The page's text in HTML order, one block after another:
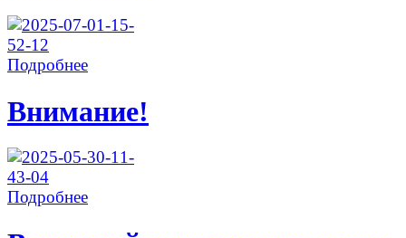
Подробнее
Внимание!
Подробнее